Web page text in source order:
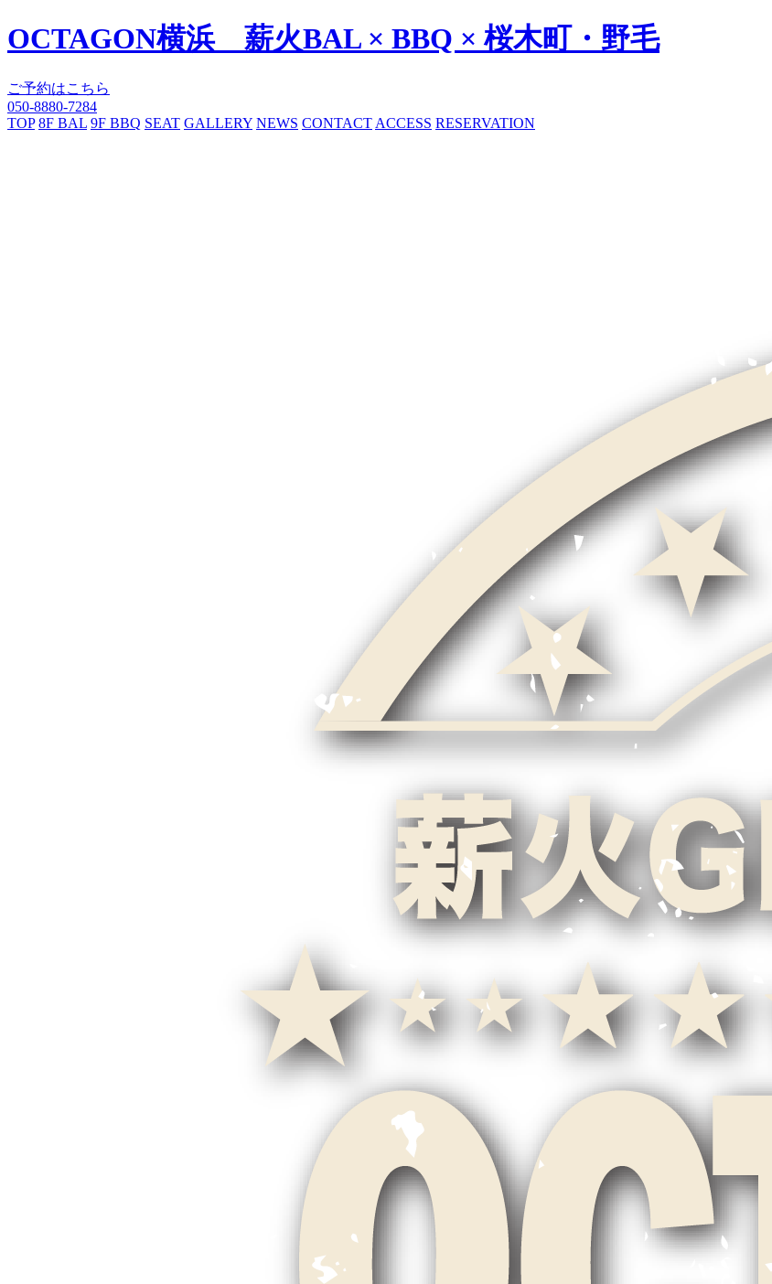
OCTAGON横浜 薪火BAL × BBQ × 桜木町・野毛
ご予約はこちら
050-8880-7284
TOP 8F BAL 9F BBQ SEAT GALLERY NEWS CONTACT ACCESS RESERVATION